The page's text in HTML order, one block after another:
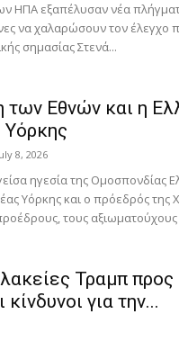
ΗΠΑ εξαπέλυσαν νέα
να χαλαρώσουν τον έλεγχο
σημασίας Στενά...
Εθνών και η
8, 2026
ηγεσία της Ομοσπονδίας
Υόρκης και ο πρόεδρός της
τους αξιωματούχους
Τραμπ προς
κίνδυνοι για την...